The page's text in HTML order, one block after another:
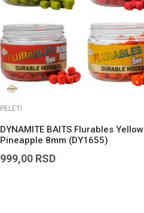
PELETI
DYNAMITE BAITS Flurables Yellow
Pineapple 8mm (DY1655)
999,00 RSD